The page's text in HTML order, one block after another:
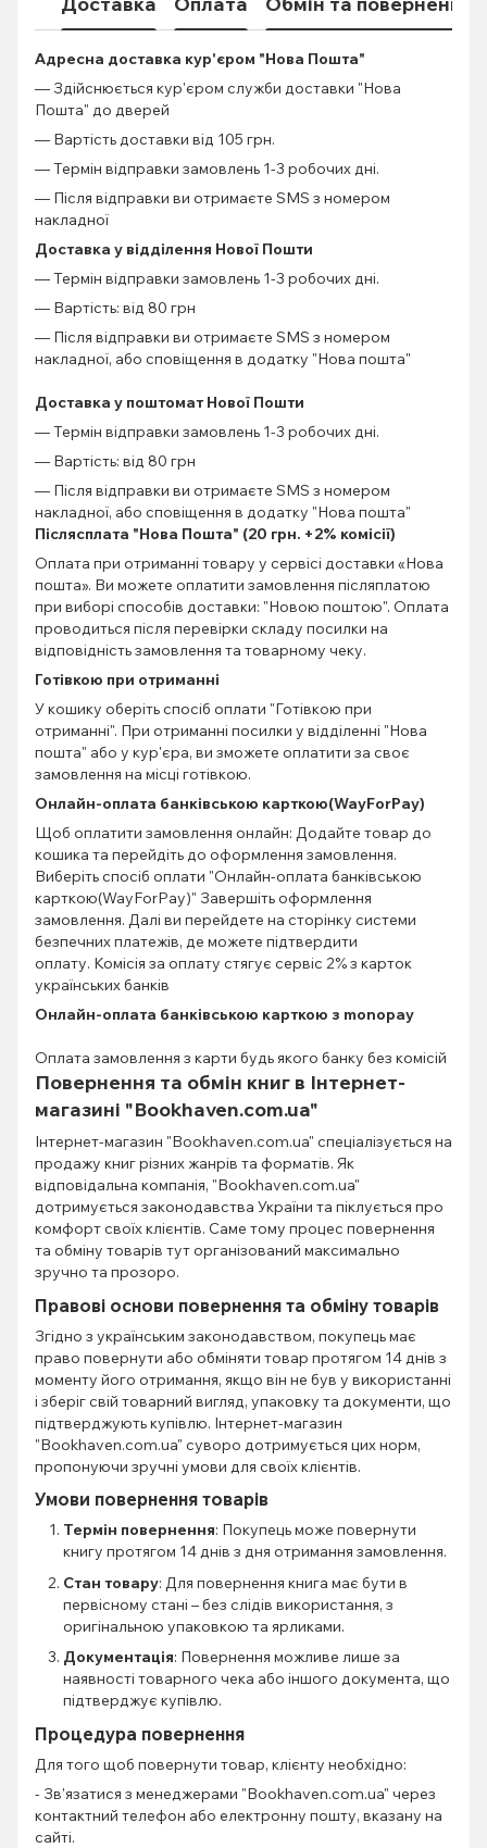
Адресна доставка кур'єром "Нова Пошта"
— Здійснюється кур'єром служби доставки "Нова
Пошта" до дверей
— Вартість доставки від 105 грн.
— Термін відправки замовлень 1-3 робочих дні.
— Після відправки ви отримаєте SMS з номером
накладної
Доставка у відділення Нової Пошти
— Термін відправки замовлень 1-3 робочих дні.
— Вартість: від 80 грн
— Після відправки ви отримаєте SMS з номером
накладної, або сповіщення в додатку "Нова пошта"
Доставка у поштомат Нової Пошти
— Термін відправки замовлень 1-3 робочих дні.
— Вартість: від 80 грн
— Після відправки ви отримаєте SMS з номером
накладної, або сповіщення в додатку "Нова пошта"
Післясплата "Нова Пошта" (20 грн. +2% комісії)
Оплата при отриманні товару у сервісі доставки «Нова
пошта». Ви можете оплатити замовлення післяплатою
при виборі способів доставки: "Новою поштою". Оплата
проводиться після перевірки складу посилки на
відповідність замовлення та товарному чеку.
Готівкою при отриманні
У кошику оберіть спосіб оплати "Готівкою при
отриманні". При отриманні посилки у відділенні "Нова
пошта" або у кур'єра, ви зможете оплатити за своє
замовлення на місці готівкою.
Онлайн-оплата банківською карткою(WayForPay)
Щоб оплатити замовлення онлайн: Додайте товар до
кошика та перейдіть до оформлення замовлення.
Виберіть спосіб оплати "Онлайн-оплата банківською
карткою(WayForPay)" Завершіть оформлення
замовлення. Далі ви перейдете на сторінку системи
безпечних платежів, де можете підтвердити
оплату. Комісія за оплату стягує сервіс 2% з карток
українських банків
Онлайн-оплата банківською карткою з monopay
Оплата замовлення з карти будь якого банку без комісій
Повернення та обмін книг в Інтернет-
магазині "Bookhaven.com.ua"
Інтернет-магазин "Bookhaven.com.ua" спеціалізується на
продажу книг різних жанрів та форматів. Як
відповідальна компанія, "Bookhaven.com.ua"
дотримується законодавства України та піклується про
комфорт своїх клієнтів. Саме тому процес повернення
та обміну товарів тут організований максимально
зручно та прозоро.
Правові основи повернення та обміну товарів
Згідно з українським законодавством, покупець має
право повернути або обміняти товар протягом 14 днів з
моменту його отримання, якщо він не був у використанні
і зберіг свій товарний вигляд, упаковку та документи, що
підтверджують купівлю. Інтернет-магазин
"Bookhaven.com.ua" суворо дотримується цих норм,
пропонуючи зручні умови для своїх клієнтів.
Умови повернення товарів
Термін повернення: Покупець може повернути
книгу протягом 14 днів з дня отримання замовлення.
Стан товару: Для повернення книга має бути в
первісному стані – без слідів використання, з
оригінальною упаковкою та ярликами.
Документація: Повернення можливе лише за
наявності товарного чека або іншого документа, що
підтверджує купівлю.
Процедура повернення
Для того щоб повернути товар, клієнту необхідно:
- Зв'язатися з менеджерами "Bookhaven.com.ua" через
контактний телефон або електронну пошту, вказану на
сайті.